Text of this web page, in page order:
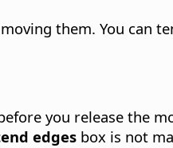
them. You can
you release the
edges box is not